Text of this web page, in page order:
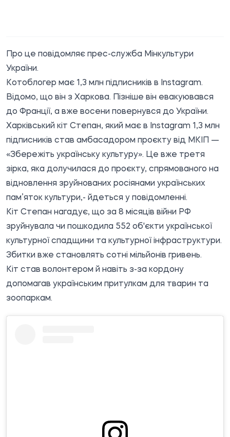
Про це повідомляє прес-служба Мінкультури
України.
Котоблогер має 1,3 млн підписників в Instagram.
Відомо, що він з Харкова. Пізніше він евакуювався
до Франції, а вже восени повернувся до України.
Харківський кіт Степан, який має в Instagram 1,3 млн
підписників став амбасадором проєкту від МКІП —
«Збережіть українську культуру». Це вже третя
зірка, яка долучилася до проєкту, спрямованого на
відновлення зруйнованих росіянами українських
пам’яток культури,- йдеться у повідомленні.
Кіт Степан нагадує, що за 8 місяців війни РФ
зруйнувала чи пошкодила 552 об'єкти української
культурної спадщини та культурної інфраструктури.
Збитки вже становлять сотні мільйонів гривень.
Кіт став волонтером й навіть з-за кордону
допомагав українським притулкам для тварин та
зоопаркам.